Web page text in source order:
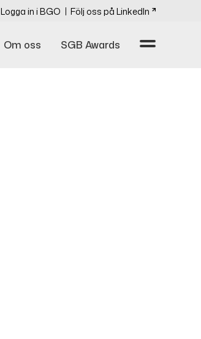
Logga in i BGO Följ oss på LinkedIn
Om oss SGB Awards